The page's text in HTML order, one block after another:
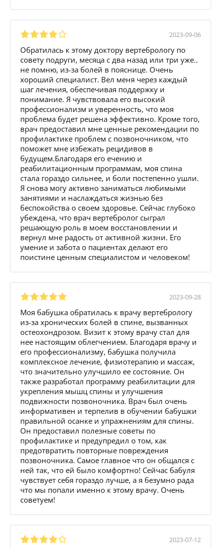
2023-09-06
Обратилась к этому доктору вертебрологу по
совету подруги, месяца с два назад или три уже..
не помню, из-за болей в пояснице. Очень
хороший специалист. Вел меня через каждый
шаг лечения, обеспечивая поддержку и
понимание. Я чувствовала его высокий
профессионализм и уверенность, что моя
проблема будет решена эффективно. Кроме того,
врач предоставил мне ценные рекомендации по
профилактике проблем с позвоночником, что
поможет мне избежать рецидивов в
будущем.Благодаря его ечению и
реабилитационным программам, моя спина
стала гораздо сильнее, и боли постепенно ушли.
Я снова могу активно заниматься любимыми
занятиями и наслаждаться жизнью без
беспокойства о своем здоровье. Сейчас глубоко
убеждена, что врач вертебролог сыграл
решающую роль в моем восстановлении и
вернул мне радость от активной жизни. Его
умение и забота о пациентах делают его
поистине ценным специалистом и человеком!
2023-09-28
Моя бабушка обратилась к врачу вертебрологу
из-за хронических болей в спине, вызванных
остеохондрозом. Визит к этому врачу стал для
нее настоящим облегчением. Благодаря врачу и
его профессионализму, бабушка получила
комплексное лечение, физиотерапию и массаж,
что значительно улучшило ее состояние. Он
также разработал программу реабилитации для
укрепления мышц спины и улучшения
подвижности позвоночника. Врач был очень
информативен и терпелив в обучении бабушки
правильной осанке и упражнениям для спины.
Он предоставил полезные советы по
профилактике и предупредил о том, как
предотвратить повторные повреждения
позвоночника. Самое главное что он общался с
ней так, что ей было комфортно! Сейчас бабуля
чувствует себя гораздо лучше, а я безумно рада
что мы попали именно к этому врачу. Очень
советуем!
2023-07-12